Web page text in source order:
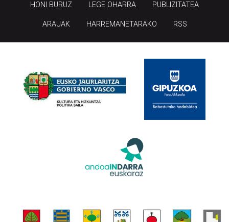
HONI BURUZ LEGE OHARRA PUBLIZITATEA
ARAUAK HARREMANETARAKO RSS